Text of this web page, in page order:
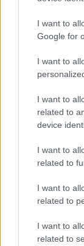
I want to
Google for
I want to
I want to
related to
device
I want to
related to
I want to
related to
I want to
related to
Miért
egészségügyi